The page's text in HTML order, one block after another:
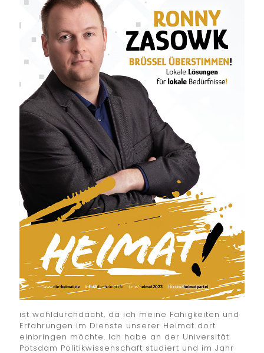
ist wohldurchdacht, da ich meine Fähigkeiten und
Erfahrungen im Dienste unserer Heimat dort
einbringen möchte. Ich habe an der Universität
Potsdam Politikwissenschaft studiert und im Jahr